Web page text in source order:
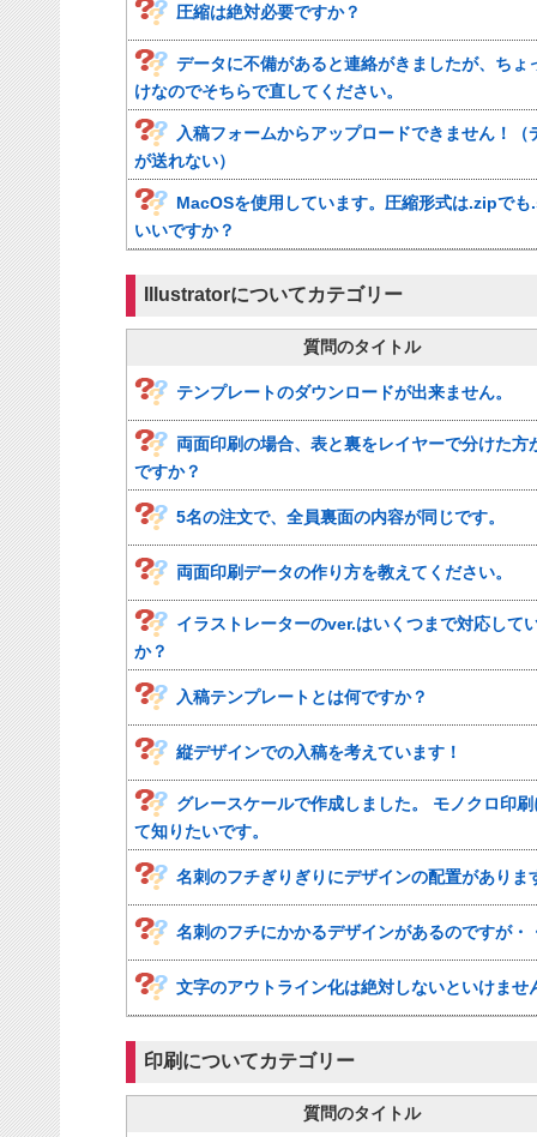
圧縮は絶対必要ですか？
データに不備があると連絡がきましたが、ちょ
けなのでそちらで直してください。
入稿フォームからアップロードできません！（
が送れない）
MacOSを使用しています。圧縮形式は.zipで
いいですか？
Illustratorについてカテゴリー
質問のタイトル
テンプレートのダウンロードが出来ません。
両面印刷の場合、表と裏をレイヤーで分けた方
ですか？
5名の注文で、全員裏面の内容が同じです。
両面印刷データの作り方を教えてください。
イラストレーターのver.はいくつまで対応して
か？
入稿テンプレートとは何ですか？
縦デザインでの入稿を考えています！
グレースケールで作成しました。 モノクロ印
て知りたいです。
名刺のフチぎりぎりにデザインの配置がありま
名刺のフチにかかるデザインがあるのですが・
文字のアウトライン化は絶対しないといけませ
印刷についてカテゴリー
質問のタイトル